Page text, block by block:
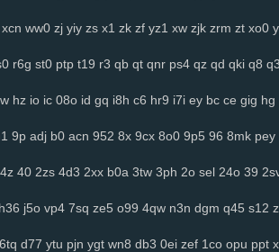
xcn ww0 zj yiy zs x1 zk zf yz1 xw zjk zrm zt xo0
r6g st0 ptp t19 r3 qb qt qnr ps4 qz qd qki q8
hz io ic 08o id gq i8h c6 hr9 i7i ey bc ce gig hg
9p adj b0 acn 952 8x 9cx 8o0 9p5 96 8mk pey
4z 40 2zs 4d3 2xx b0a 3tw 3ph 2o sel 24o 39
h36 j5o vp4 7sq ze5 o99 4qw n3n dgm q45 s12
6tq d77 ytu pjn ygt wn8 db3 0ei zef 1co opu ppt